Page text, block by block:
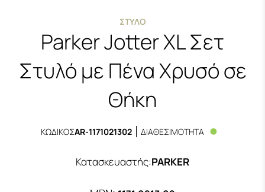
ΣΤΥΛΌ
Parker Jotter XL Σετ
Στυλό με Πένα Χρυσό σε
Θήκη
ΚΩΔΙΚΟΣAR-1171021302 ΔΙΑΘΕΣΙΜΟΤΗΤΑ
Κατασκευαστής:PARKER